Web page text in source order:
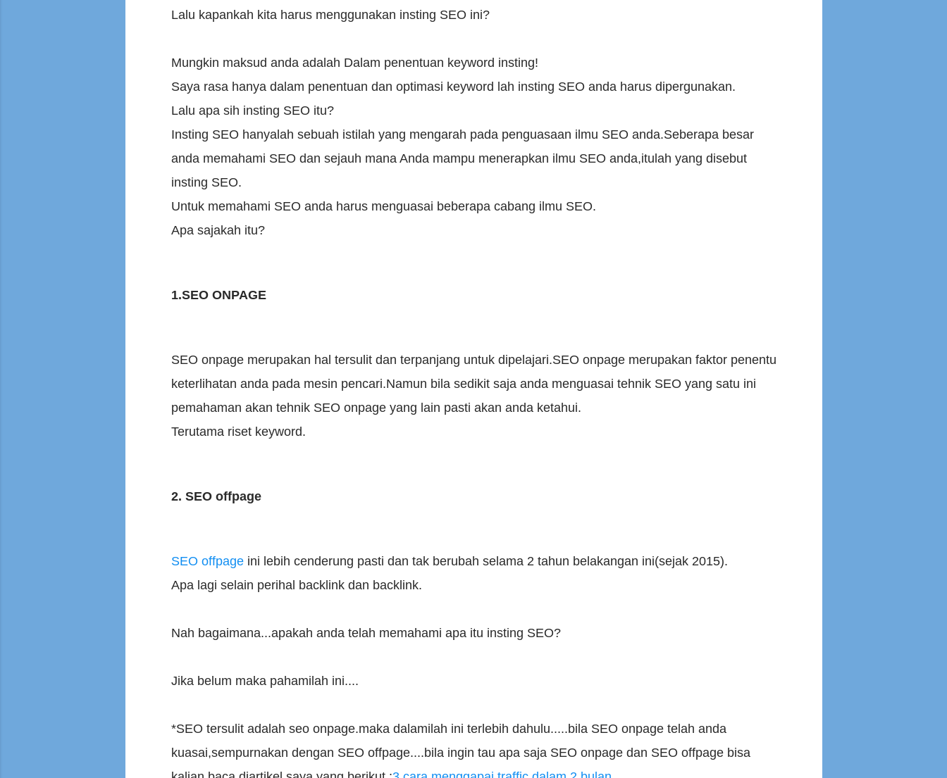
Lalu kapankah kita harus menggunakan insting SEO ini?
Mungkin maksud anda adalah Dalam penentuan keyword insting!
Saya rasa hanya dalam penentuan dan optimasi keyword lah insting SEO anda harus dipergunakan.
Lalu apa sih insting SEO itu?
Insting SEO hanyalah sebuah istilah yang mengarah pada penguasaan ilmu SEO anda.Seberapa besar
anda memahami SEO dan sejauh mana Anda mampu menerapkan ilmu SEO anda,itulah yang disebut
insting SEO.
Untuk memahami SEO anda harus menguasai beberapa cabang ilmu SEO.
Apa sajakah itu?
1.SEO ONPAGE
SEO onpage merupakan hal tersulit dan terpanjang untuk dipelajari.SEO onpage merupakan faktor penentu
keterlihatan anda pada mesin pencari.Namun bila sedikit saja anda menguasai tehnik SEO yang satu ini
pemahaman akan tehnik SEO onpage yang lain pasti akan anda ketahui.
Terutama riset keyword.
2. SEO offpage
SEO offpageini lebih cenderung pasti dan tak berubah selama 2 tahun belakangan ini(sejak 2015).
Apa lagi selain perihal backlink dan backlink.
Nah bagaimana...apakah anda telah memahami apa itu insting SEO?
Jika belum maka pahamilah ini....
*SEO tersulit adalah seo onpage.maka dalamilah ini terlebih dahulu.....bila SEO onpage telah anda
kuasai,sempurnakan dengan SEO offpage....bila ingin tau apa saja SEO onpage dan SEO offpage bisa